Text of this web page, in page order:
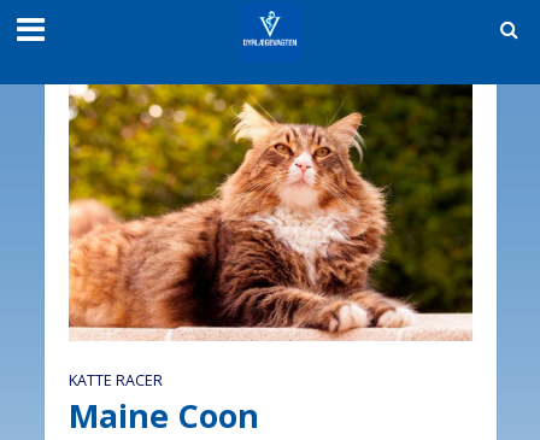
KATTE RACER
Maine Coon